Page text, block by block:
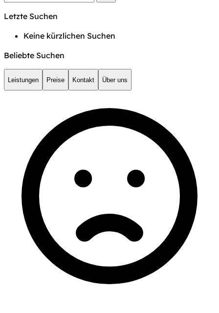
Letzte Suchen
Keine kürzlichen Suchen
Beliebte Suchen
Leistungen Preise Kontakt Über uns